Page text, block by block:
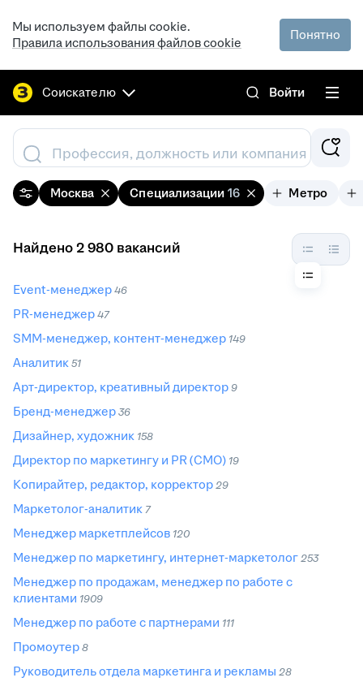
Мы используем файлы cookie.
Правила использования файлов cookie
Понятно
Соискателю Войти
Профессия, должность или компания
Москва Специализации 16 Метро
Найдено 2 980 вакансий
Event-менеджер 46
PR-менеджер 47
SMM-менеджер, контент-менеджер 149
Аналитик 51
Арт-директор, креативный директор 9
Бренд-менеджер 36
Дизайнер, художник 158
Директор по маркетингу и PR (CMO) 19
Копирайтер, редактор, корректор 29
Маркетолог-аналитик 7
Менеджер маркетплейсов 120
Менеджер по маркетингу, интернет-маркетолог 253
Менеджер по продажам, менеджер по работе с
клиентами 1909
Менеджер по работе с партнерами 111
Промоутер 8
Руководитель отдела маркетинга и рекламы 28